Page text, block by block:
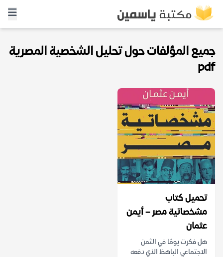
جميع المؤلفات حول تحليل الشخصية المصرية
pdf
تحميل كتاب
مشخصاتية مصر – أيمن
عثمان
هل فكرت يومًا في الثمن
الاجتماعي الباهظ الذي دفعه